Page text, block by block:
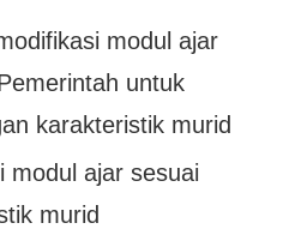
modul ajar
untuk
karakteristik murid
modul ajar sesuai
murid